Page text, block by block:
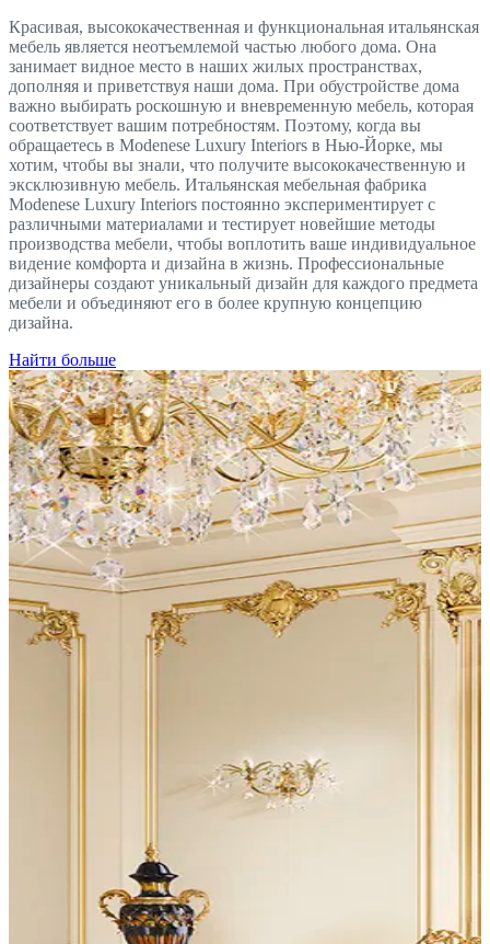
Красивая, высококачественная и функциональная итальянская
мебель является неотъемлемой частью любого дома. Она
занимает видное место в наших жилых пространствах,
дополняя и приветствуя наши дома. При обустройстве дома
важно выбирать роскошную и вневременную мебель, которая
соответствует вашим потребностям. Поэтому, когда вы
обращаетесь в Modenese Luxury Interiors в Нью-Йорке, мы
хотим, чтобы вы знали, что получите высококачественную и
эксклюзивную мебель. Итальянская мебельная фабрика
Modenese Luxury Interiors постоянно экспериментирует с
различными материалами и тестирует новейшие методы
производства мебели, чтобы воплотить ваше индивидуальное
видение комфорта и дизайна в жизнь. Профессиональные
дизайнеры создают уникальный дизайн для каждого предмета
мебели и объединяют его в более крупную концепцию
дизайна.
Найти больше